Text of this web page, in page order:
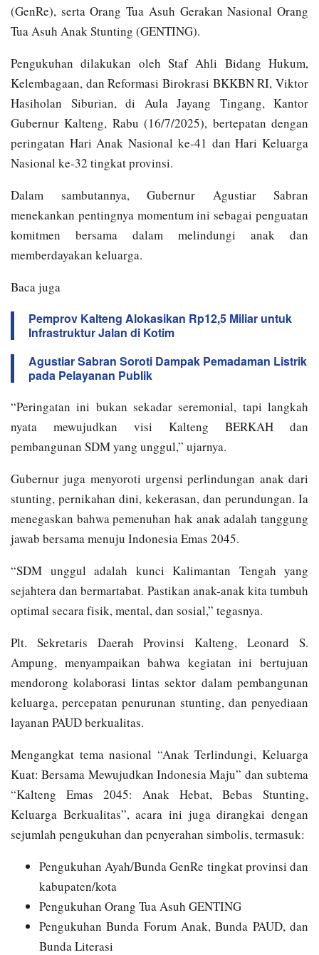
(GenRe), serta Orang Tua Asuh Gerakan Nasional Orang
Tua Asuh Anak Stunting (GENTING).
Pengukuhan dilakukan oleh Staf Ahli Bidang Hukum,
Kelembagaan, dan Reformasi Birokrasi BKKBN RI, Viktor
Hasiholan Siburian, di Aula Jayang Tingang, Kantor
Gubernur Kalteng, Rabu (16/7/2025), bertepatan dengan
peringatan Hari Anak Nasional ke-41 dan Hari Keluarga
Nasional ke-32 tingkat provinsi.
Dalam sambutannya, Gubernur Agustiar Sabran
menekankan pentingnya momentum ini sebagai penguatan
komitmen bersama dalam melindungi anak dan
memberdayakan keluarga.
Baca juga
Pemprov Kalteng Alokasikan Rp12,5 Miliar untuk
Infrastruktur Jalan di Kotim
Agustiar Sabran Soroti Dampak Pemadaman Listrik
pada Pelayanan Publik
“Peringatan ini bukan sekadar seremonial, tapi langkah
nyata mewujudkan visi Kalteng BERKAH dan
pembangunan SDM yang unggul,” ujarnya.
Gubernur juga menyoroti urgensi perlindungan anak dari
stunting, pernikahan dini, kekerasan, dan perundungan. Ia
menegaskan bahwa pemenuhan hak anak adalah tanggung
jawab bersama menuju Indonesia Emas 2045.
“SDM unggul adalah kunci Kalimantan Tengah yang
sejahtera dan bermartabat. Pastikan anak-anak kita tumbuh
optimal secara fisik, mental, dan sosial,” tegasnya.
Plt. Sekretaris Daerah Provinsi Kalteng, Leonard S.
Ampung, menyampaikan bahwa kegiatan ini bertujuan
mendorong kolaborasi lintas sektor dalam pembangunan
keluarga, percepatan penurunan stunting, dan penyediaan
layanan PAUD berkualitas.
Mengangkat tema nasional “Anak Terlindungi, Keluarga
Kuat: Bersama Mewujudkan Indonesia Maju” dan subtema
“Kalteng Emas 2045: Anak Hebat, Bebas Stunting,
Keluarga Berkualitas”, acara ini juga dirangkai dengan
sejumlah pengukuhan dan penyerahan simbolis, termasuk:
Pengukuhan Ayah/Bunda GenRe tingkat provinsi dan
kabupaten/kota
Pengukuhan Orang Tua Asuh GENTING
Pengukuhan Bunda Forum Anak, Bunda PAUD, dan
Bunda Literasi